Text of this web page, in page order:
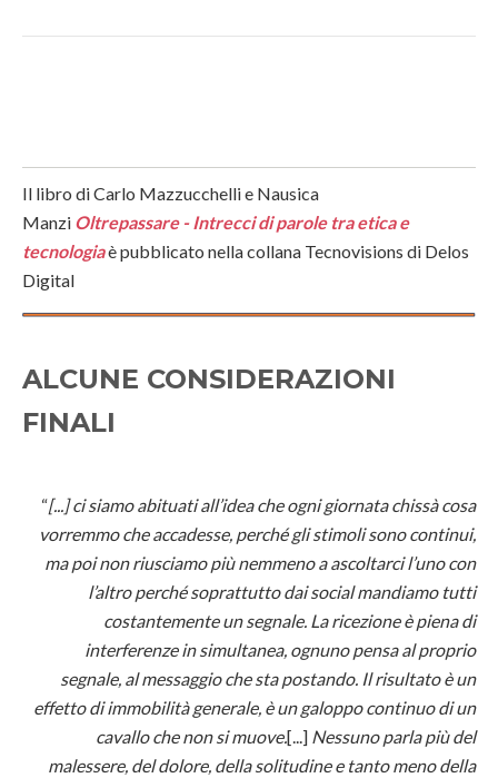
Il libro di Carlo Mazzucchelli e Nausica
Manzi Oltrepassare - Intrecci di parole tra etica e
tecnologiaè pubblicato nella collana Tecnovisions di Delos
Digital
ALCUNE CONSIDERAZIONI
FINALI
“[...] ci siamo abituati all’idea che ogni giornata chissà cosa
vorremmo che accadesse, perché gli stimoli sono continui,
ma poi non riusciamo più nemmeno a ascoltarci l’uno con
l’altro perché soprattutto dai social mandiamo tutti
costantemente un segnale. La ricezione è piena di
interferenze in simultanea, ognuno pensa al proprio
segnale, al messaggio che sta postando. Il risultato è un
effetto di immobilità generale, è un galoppo continuo di un
cavallo che non si muove.[...] Nessuno parla più del
malessere, del dolore, della solitudine e tanto meno della